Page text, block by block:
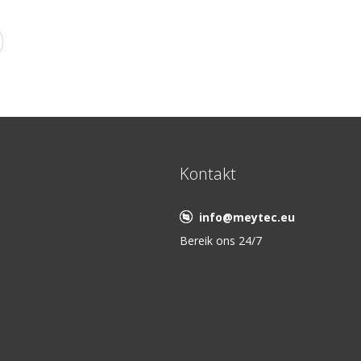
Kontakt
info@meytec.eu
Bereik ons 24/7